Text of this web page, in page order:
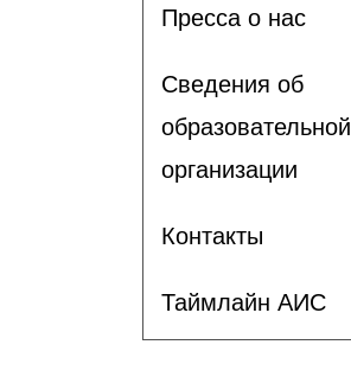
Пресса о нас
Сведения об
образовательной
организации
Контакты
Таймлайн АИС